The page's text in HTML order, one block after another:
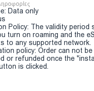
Data only
Policy: The validity period
turn on roaming and the
to any supported network.
policy: Order can not be
or refunded once the "install
is clicked.